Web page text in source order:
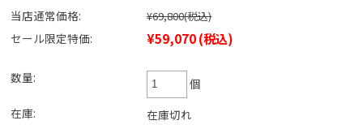
当店通常価格: ¥69,800(税込)
セール限定特価: ¥59,070(税込)
数量:
個
在庫:
在庫切れ